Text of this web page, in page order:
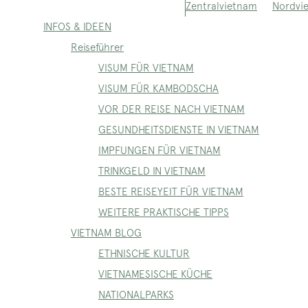
Zentralvietnam
INFOS & IDEEN
Reiseführer
VISUM FÜR VIETNAM
VISUM FÜR KAMBODSCHA
VOR DER REISE NACH VIETNAM
GESUNDHEITSDIENSTE IN VIETNAM
IMPFUNGEN FÜR VIETNAM
TRINKGELD IN VIETNAM
BESTE REISEYEIT FÜR VIETNAM
WEITERE PRAKTISCHE TIPPS
VIETNAM BLOG
ETHNISCHE KULTUR
VIETNAMESISCHE KÜCHE
NATIONALPARKS